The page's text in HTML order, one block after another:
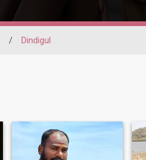
/ Dindigul